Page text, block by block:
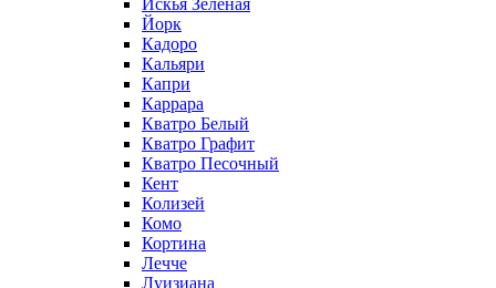
Искья Зеленая
Йорк
Кадоро
Кальяри
Капри
Каррара
Кватро Белый
Кватро Графит
Кватро Песочный
Кент
Колизей
Комо
Кортина
Лечче
Луизиана